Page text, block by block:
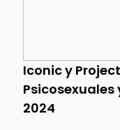
Iconic y
2024